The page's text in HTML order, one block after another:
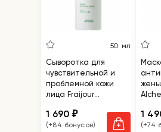
50 мл
Сыворотка для
чувствительной и
проблемной кожи
лица Fraijour
Renew Ampoule
1 690₽
(+84 бонусов)
1
(+74